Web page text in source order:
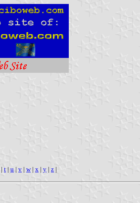
| t | u | v | w| x | y | z |